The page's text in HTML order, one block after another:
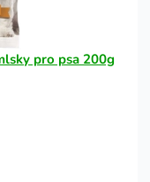
pro psa 200g